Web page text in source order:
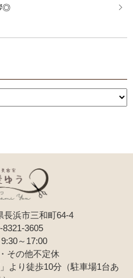
◎
長浜市三和町64-4
8321-3605
～17:00
その他不定休
より徒歩10分（駐車場1台あ